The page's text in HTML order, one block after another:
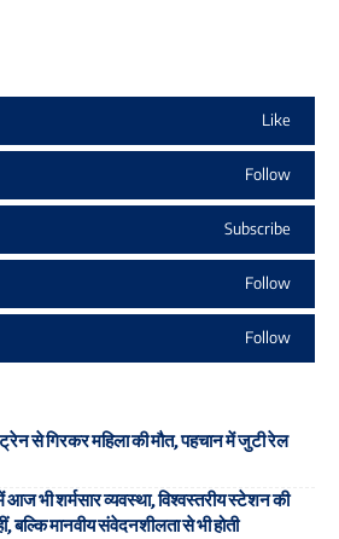
Like
Follow
Subscribe
Follow
Follow
से गिरकर महिला की मौत, पहचान में जुटी रेल
भी शर्मसार व्यवस्था, विश्वस्तरीय स्टेशन की
बल्कि मानवीय संवेदनशीलता से भी होती